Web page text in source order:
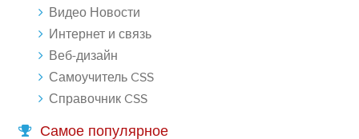
Видео Новости
Интернет и связь
Веб-дизайн
Самоучитель CSS
Справочник CSS
Самое популярное